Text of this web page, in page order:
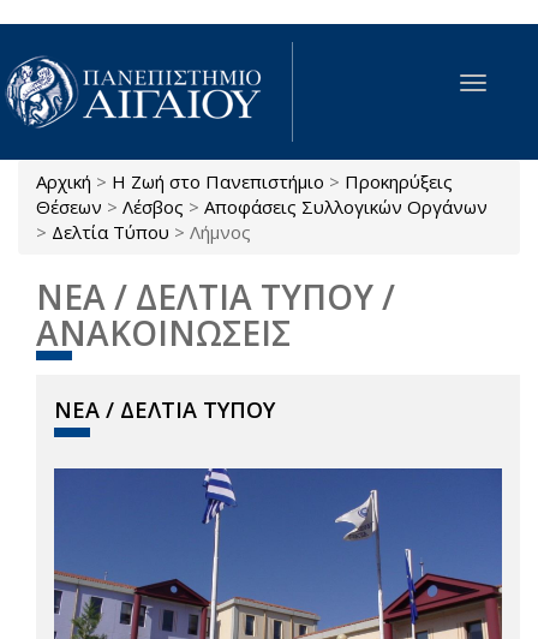
Παράκαμψη προς το κυρίως περιεχόμενο
Toggle
Είστε εδώ
Αρχική > Η Ζωή στο Πανεπιστήμιο > Προκηρύξεις
Θέσεων > Λέσβος > Αποφάσεις Συλλογικών Οργάνων
> Δελτία Τύπου > Λήμνος
ΝΕΑ / ΔΕΛΤΙΑ ΤΥΠΟΥ /
ΑΝΑΚΟΙΝΩΣΕΙΣ
ΝΕΑ / ΔΕΛΤΙΑ ΤΥΠΟΥ